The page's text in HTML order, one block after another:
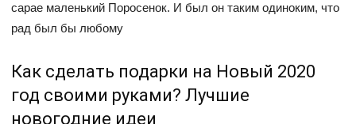
сарае маленький Поросенок. И был он таким одиноким, что
рад был бы любому
Как сделать подарки на Новый 2020
год своими руками? Лучшие
новогодние идеи